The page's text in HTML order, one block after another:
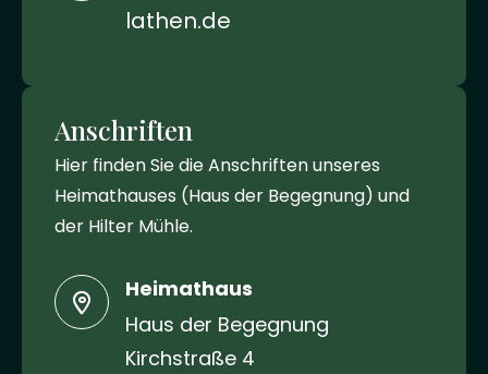
lathen.de
Anschriften
Hier finden Sie die Anschriften unseres
Heimathauses (Haus der Begegnung) und
der Hilter Mühle.
Heimathaus
Haus der Begegnung
Kirchstraße 4